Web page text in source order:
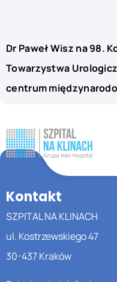
Dr Paweł Wisz na 98.
Towarzystwa
centrum
Kontakt
SZPITAL NA KLINACH
ul. Kostrzewskiego 47
30-437 Kraków